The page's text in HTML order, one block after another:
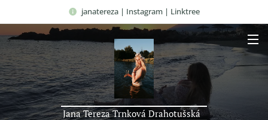
janatereza | Instagram | Linktree
Jana Tereza Trnková Drahotušská